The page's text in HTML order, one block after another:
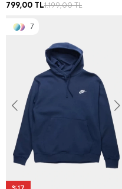
1.199,00 TL
799,00 TL
7